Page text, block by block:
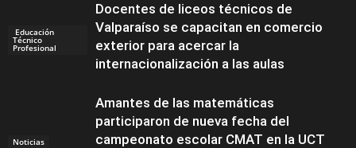
Educación
Técnico
Profesional
Docentes de liceos técnicos de
Valparaíso se capacitan en comercio
exterior para acercar la
internacionalización a las aulas
Noticias
Amantes de las matemáticas
participaron de nueva fecha del
campeonato escolar CMAT en la UCT